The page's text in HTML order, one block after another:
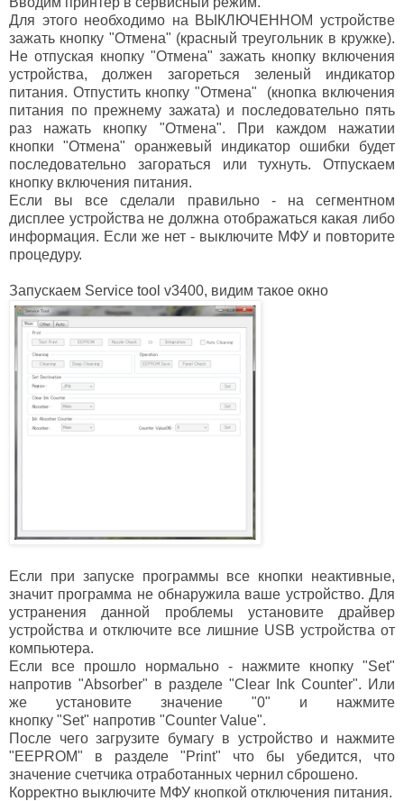
Для этого необходимо на ВЫКЛЮЧЕННОМ устройстве
зажать кнопку "Отмена" (красный треугольник в кружке).
Не отпуская кнопку "Отмена" зажать кнопку включения
устройства, должен загореться зеленый индикатор
питания. Отпустить кнопку "Отмена" (кнопка включения
питания по прежнему зажата) и последовательно пять
раз нажать кнопку "Отмена". При каждом нажатии
кнопки "Отмена" оранжевый индикатор ошибки будет
последовательно загораться или тухнуть. Отпускаем
кнопку включения питания.
Если вы все сделали правильно - на сегментном
дисплее устройства не должна отображаться какая либо
информация. Если же нет - выключите МФУ и повторите
процедуру.
Запускаем Service tool v3400, видим такое окно
Если при запуске программы все кнопки неактивные,
значит программа не обнаружила ваше устройство. Для
устранения данной проблемы установите драйвер
устройства и отключите все лишние USB устройства от
компьютера.
Если все прошло нормально - нажмите кнопку "Set"
напротив "Absorber" в разделе "Clear Ink Counter". Или
же установите значение "0" и нажмите
кнопку "Set" напротив "Counter Value".
После чего загрузите бумагу в устройство и нажмите
"EEPROM" в разделе "Print" что бы убедится, что
значение счетчика отработанных чернил сброшено.
Корректно выключите МФУ кнопкой отключения питания.